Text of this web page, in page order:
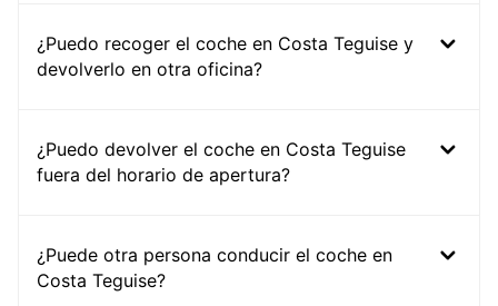
¿Puedo recoger el coche en Costa Teguise y
devolverlo en otra oficina?
¿Puedo devolver el coche en Costa Teguise
fuera del horario de apertura?
¿Puede otra persona conducir el coche en
Costa Teguise?